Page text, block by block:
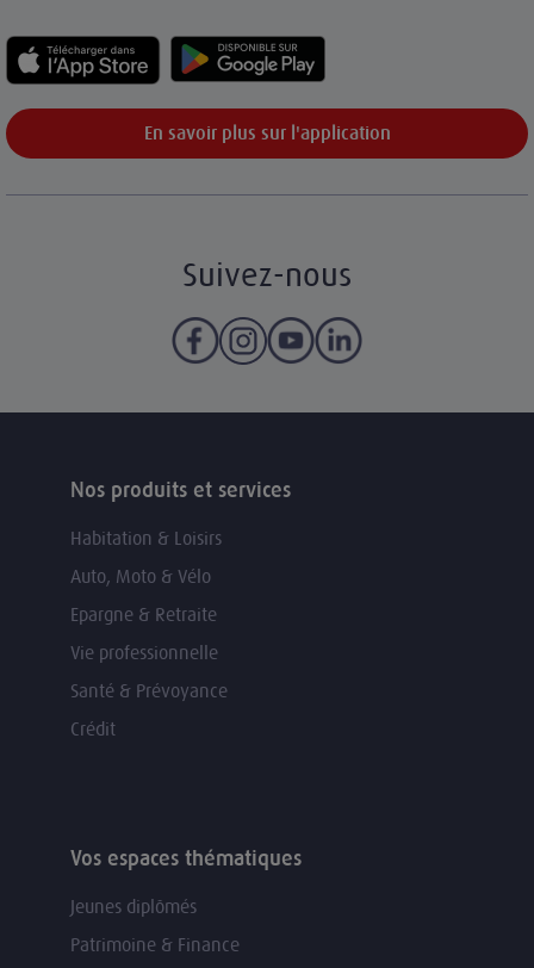
En savoir plus sur l'application
Suivez-nous
Nos produits et services
Habitation & Loisirs
Auto, Moto & Vélo
Epargne & Retraite
Vie professionnelle
Santé & Prévoyance
Crédit
Vos espaces thématiques
Jeunes diplômés
Patrimoine & Finance